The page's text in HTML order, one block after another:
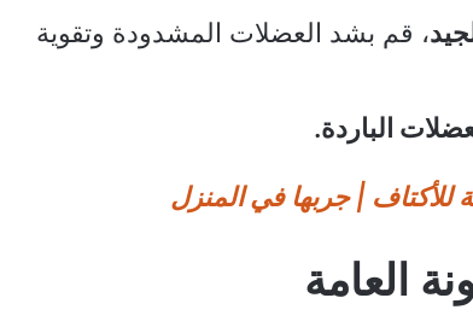
، قم بشد العضلات المشدودة وتقوية
الباردة.
العامة